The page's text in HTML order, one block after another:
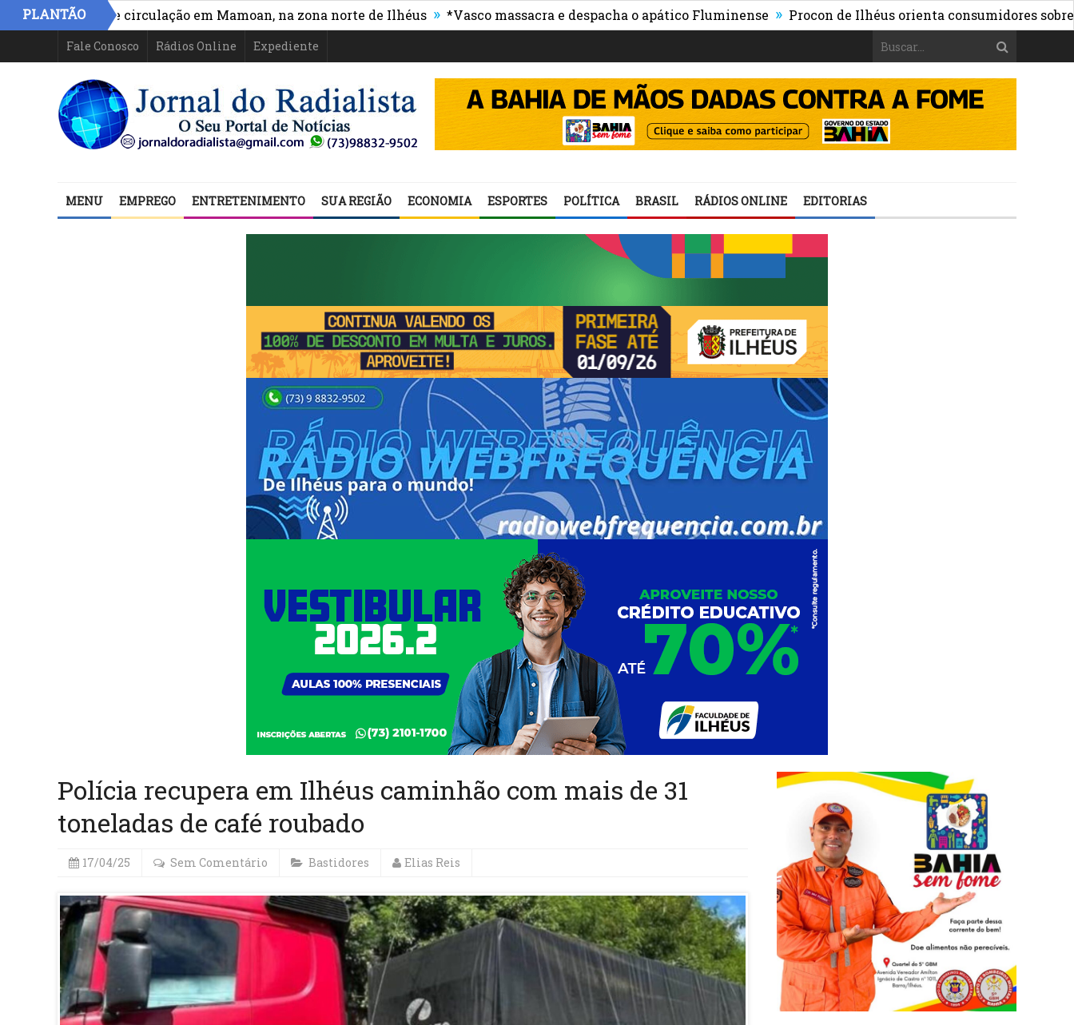
PLANTÃO
acesso e circulação em Mamoan, na zona norte de Ilhéus » *Vasco massacra e despacha o apático Fluminense » Procon de Ilhéus orienta consumidores sobre os
Fale Conosco Rádios Online Expediente
MENU EMPREGO ENTRETENIMENTO SUA REGIÃO ECONOMIA ESPORTES POLÍTICA BRASIL RÁDIOS ONLINE EDITORIAS
Polícia recupera em Ilhéus caminhão com mais de 31
toneladas de café roubado
17/04/25 Sem Comentário Bastidores Elias Reis